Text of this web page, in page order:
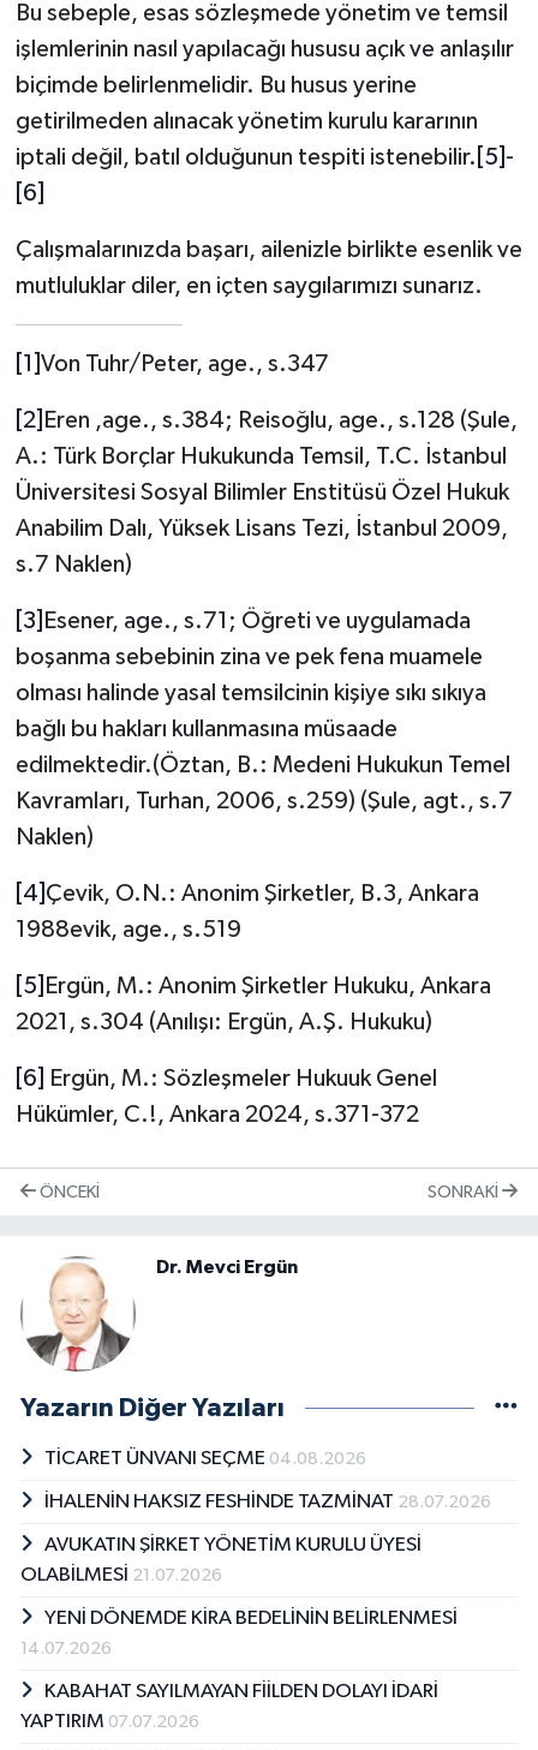
Bu sebeple, esas sözleşmede yönetim ve temsil
işlemlerinin nasıl yapılacağı hususu açık ve anlaşılır
biçimde belirlenmelidir. Bu husus yerine
getirilmeden alınacak yönetim kurulu kararının
iptali değil, batıl olduğunun tespiti istenebilir. [5] -
[6]
Çalışmalarınızda başarı, ailenizle birlikte esenlik ve
mutluluklar diler, en içten saygılarımızı sunarız.
[1] Von Tuhr/Peter, age., s.347
[2] Eren ,age., s.384; Reisoğlu, age., s.128 (Şule,
A.: Türk Borçlar Hukukunda Temsil, T.C. İstanbul
Üniversitesi Sosyal Bilimler Enstitüsü Özel Hukuk
Anabilim Dalı, Yüksek Lisans Tezi, İstanbul 2009,
s.7 Naklen)
[3] Esener, age., s.71; Öğreti ve uygulamada
boşanma sebebinin zina ve pek fena muamele
olması halinde yasal temsilcinin kişiye sıkı sıkıya
bağlı bu hakları kullanmasına müsaade
edilmektedir.(Öztan, B.: Medeni Hukukun Temel
Kavramları, Turhan, 2006, s.259) (Şule, agt., s.7
Naklen)
[4] Çevik, O.N.: Anonim Şirketler, B.3, Ankara
1988evik, age., s.519
[5] Ergün, M.: Anonim Şirketler Hukuku, Ankara
2021, s.304 (Anılışı: Ergün, A.Ş. Hukuku)
[6]
Ergün, M.: Sözleşmeler Hukuuk Genel
Hükümler, C.!, Ankara 2024, s.371-372
ÖNCEKI SONRAKI
Dr. Mevci Ergün
Yazarın Diğer Yazıları
TİCARET ÜNVANI SEÇME 04.08.2026
İHALENİN HAKSIZ FESHİNDE TAZMİNAT 28.07.2026
AVUKATIN ŞİRKET YÖNETİM KURULU ÜYESİ
OLABİLMESİ 21.07.2026
YENİ DÖNEMDE KİRA BEDELİNİN BELİRLENMESİ
14.07.2026
KABAHAT SAYILMAYAN FİİLDEN DOLAYI İDARİ
YAPTIRIM 07.07.2026